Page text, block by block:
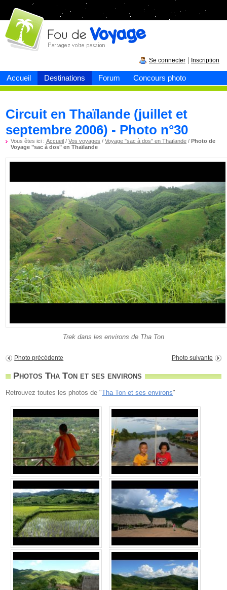
Accueil Destinations Forum Concours photo
Fou devoyage
Se connecter Inscription
Circuit en Thaïlande (juillet et
septembre 2006) - Photo n°30
Vous êtes ici :Accueil /Vos voyages /Voyage "sac à dos" en Thaïlande /Photo de
Voyage "sac à dos" en Thaïlande
Trek dans les environs de Tha Ton
Photo précédente Photo suivante
Photos Tha Ton et ses environs
Retrouvez toutes les photos de "Tha Ton et ses environs"